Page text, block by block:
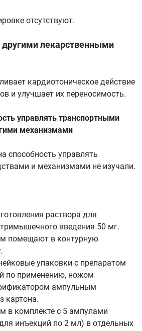
отсутствуют.
другими лекарственными
кардиотоническое действие
и улучшает их переносимость.
управлять транспортными
механизмами
способность управлять
и механизмами не изучали.
раствора для
введения 50 мг.
помещают в контурную
упаковки с препаратом
по применению, ножом
ампульным
картона.
в комплекте с 5 ампулами
инъекций по 2 мл) в отдельных